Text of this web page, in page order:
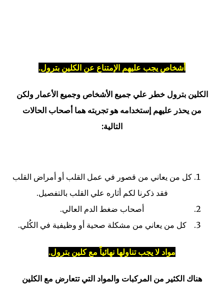
أشخاص يجب عليهم الإمتناع عن الكلين بترول.
الكلين بترول خطر علي جميع الأشخاص وجميع الأعمار ولكن
من يحذر عليهم إستخدامه هو تجربته هما أصحاب الحالات
التالية:
كل من يعاني من قصور في عمل القلب أو أمراض القلب
فقد ذكرنا لكم أثاره علي القلب بالتفصيل.
أصحاب ضغط الدم العالي.
كل من يعاني من مشكلة صحية أو وظيفية في الكُلي.
مواد لا يجب تناولها نهائياً مع كلين بترول.
هناك الكثير من المركبات والمواد التي تتعارض مع الكلين